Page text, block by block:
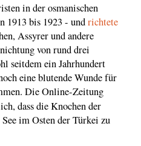
in der osmanischen
1913 bis 1923 - undrichtete
Assyrer und andere
von rund drei
seitdem ein Jahrhundert
eine blutende Wunde für
Die Online-Zeitung
dass die Knochen der
im Osten der Türkei zu